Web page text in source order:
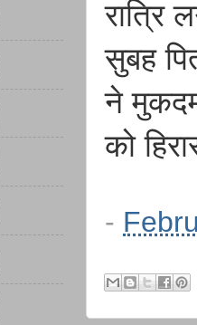
रात्रि
सुबह
ने
को
-